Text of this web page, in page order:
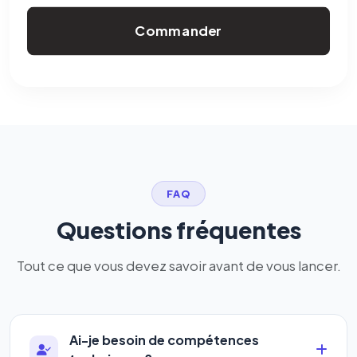
Commander
FAQ
Questions fréquentes
Tout ce que vous devez savoir avant de vous lancer.
Ai-je besoin de compétences